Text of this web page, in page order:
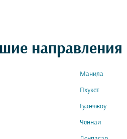
направления
Манила
Пхукет
Гуанчжоу
Ченнаи